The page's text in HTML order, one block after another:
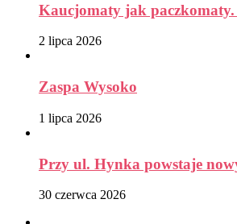
Kaucjomaty jak paczkomaty.
2 lipca 2026
Zaspa Wysoko
1 lipca 2026
Przy ul. Hynka powstaje
30 czerwca 2026